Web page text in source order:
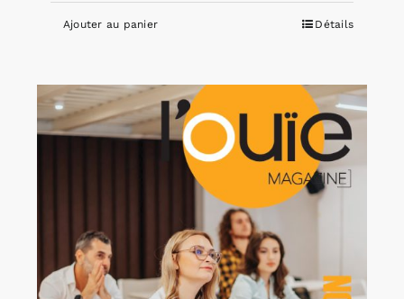
Ajouter au panier Détails